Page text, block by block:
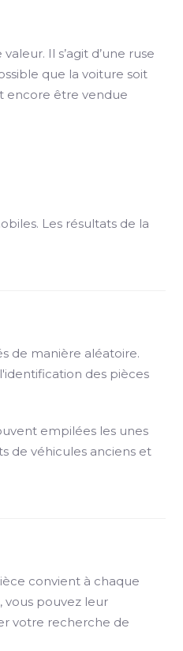
Il s’agit d’une ruse
que la voiture soit
encore être vendue
Les résultats de la
de manière aléatoire.
des pièces
empilées les unes
de véhicules anciens et
convient à chaque
vous pouvez leur
votre recherche de